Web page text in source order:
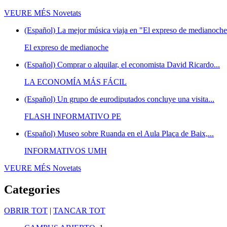
VEURE MÉS Novetats
(Español) La mejor música viaja en "El expreso de
El expreso de medianoche
(Español) Comprar o alquilar, el economista David Ricardo...
LA ECONOMÍA MÁS FÁCIL
(Español) Un grupo de eurodiputados concluye una visita...
FLASH INFORMATIVO PE
(Español) Museo sobre Ruanda en el Aula Plaça de Baix,...
INFORMATIVOS UMH
VEURE MÉS Novetats
Categories
OBRIR TOT | TANCAR TOT